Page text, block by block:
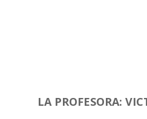
LA PROFESORA: